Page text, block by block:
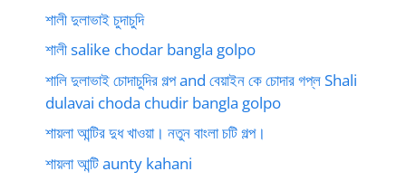
শালী দুলাভাই চুদাচুদি
শালী salike chodar bangla golpo
শালি দুলাভাই চোদাচুদির গল্প and বেয়াইন কে চোদার গপ্ল Shali
dulavai choda chudir bangla golpo
শায়লা আন্টির দুধ খাওয়া। নতুন বাংলা চটি গল্প।
শায়লা আন্টি aunty kahani